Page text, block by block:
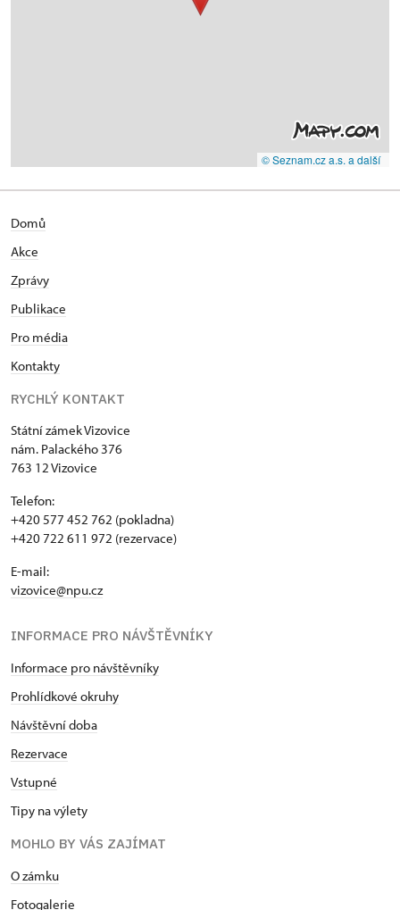
© Seznam.cz a.s. a další
Domů
Akce
Zprávy
Publikace
Pro média
Kontakty
RYCHLÝ KONTAKT
Státní zámek Vizovice
nám. Palackého 376
763 12 Vizovice
Telefon:
+420 577 452 762 (pokladna)
+420 722 611 972 (rezervace)
E-mail:
vizovice@npu.cz
INFORMACE PRO NÁVŠTĚVNÍKY
Informace pro návštěvníky
Prohlídkové okruhy
Návštěvní doba
Rezervace
Vstupné
Tipy na výlety
MOHLO BY VÁS ZAJÍMAT
O zámku
Fotogalerie